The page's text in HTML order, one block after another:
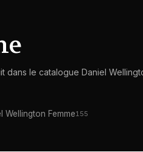
le catalogue Daniel
Wellington Femme155